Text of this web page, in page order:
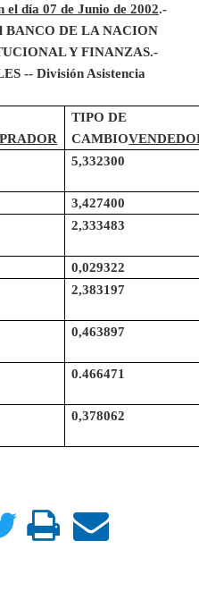
el día 07 de Junio de 2002.-
BANCO DE LA NACION
Y FINANZAS.-
-- División Asistencia
TIPO DE
CAMBIO
5,332300
3,427400
2,333483
0,029322
2,383197
0,463897
0.466471
0,378062